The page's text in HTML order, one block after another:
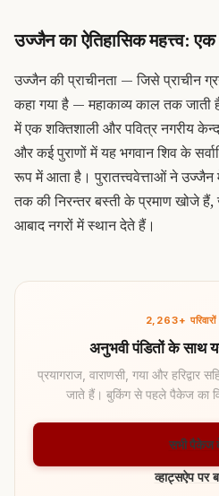
उज्जैन का ऐतिहासिक महत्त्व:
उज्जैन की प्राचीनता — जिसे प्राचीन
कहा गया है — महाकाव्य काल तक
में एक शक्तिशाली और पवित्र नगरीय
और कई पुराणों में यह भगवान शिव के
रूप में आता है। पुरातत्त्ववेत्ताओं ने उज्जैन
तक की निरन्तर बस्ती के प्रमाण खोजे हैं,
आबाद नगरों में स्थान देते हैं।
2,263+ परिवारों
अनुभवी पंडितों के साथ
प्रयागराज, वाराणसी, गया और हरिद्वार
जाते हैं। बुकिंग से पहले पैकेज का
सभी पैकेज
व्हाट्सऐप पर